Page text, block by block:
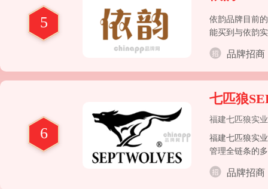
5
依韵品牌目前
能买到与依韵
不错的成绩，
品牌招商
6
七匹狼
福建七匹狼实
福建七匹狼实
管理全链条的
品牌招商